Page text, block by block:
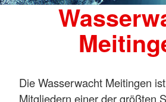
Die Wasserwacht Meitingen
Mitgliedern einer der größten